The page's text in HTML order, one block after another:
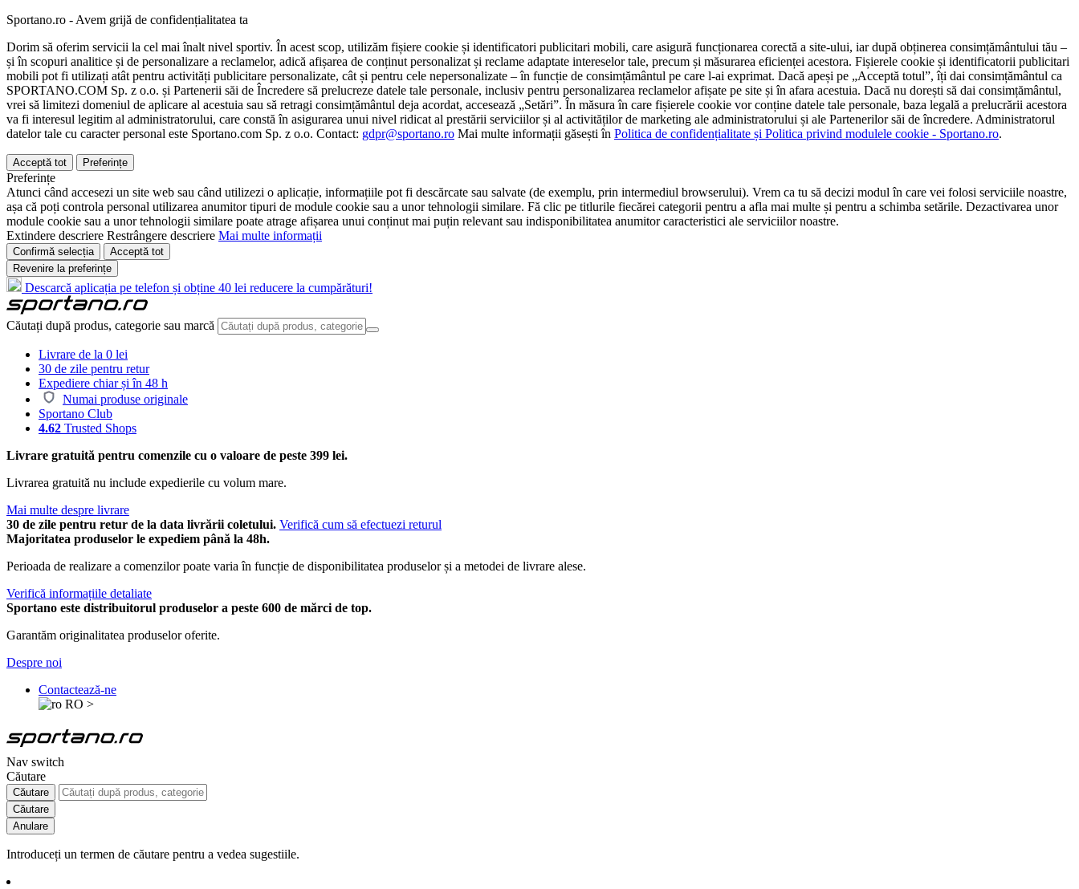
Sportano.ro - Avem grijă de confidențialitatea ta
Dorim să oferim servicii la cel mai înalt nivel sportiv. În acest scop, utilizăm fișiere cookie și identificatori publicitari mobili, care asigură funcționarea corectă a site-ului, iar după obținerea consimțământului tău –
și în scopuri analitice și de personalizare a reclamelor, adică afișarea de conținut personalizat și reclame adaptate intereselor tale, precum și măsurarea eficienței acestora. Fișierele cookie și identificatorii publicitari
mobili pot fi utilizați atât pentru activități publicitare personalizate, cât și pentru cele nepersonalizate – în funcție de consimțământul pe care l-ai exprimat. Dacă apeși pe „Acceptă totul”, îți dai consimțământul ca
SPORTANO.COM Sp. z o.o. și Partenerii săi de Încredere să prelucreze datele tale personale, inclusiv pentru personalizarea reclamelor afișate pe site și în afara acestuia. Dacă nu dorești să dai consimțământul,
vrei să limitezi domeniul de aplicare al acestuia sau să retragi consimțământul deja acordat, accesează „Setări”. În măsura în care fișierele cookie vor conține datele tale personale, baza legală a prelucrării acestora
va fi interesul legitim al administratorului, care constă în asigurarea unui nivel ridicat al prestării serviciilor și al activităților de marketing ale administratorului și ale Partenerilor săi de încredere. Administratorul
datelor tale cu caracter personal este Sportano.com Sp. z o.o. Contact: gdpr@sportano.ro Mai multe informații găsești în Politica de confidențialitate și Politica privind modulele cookie - Sportano.ro.
Acceptă tot Preferințe
Preferințe
Atunci când accesezi un site web sau când utilizezi o aplicație, informațiile pot fi descărcate sau salvate (de exemplu, prin intermediul browserului). Vrem ca tu să decizi modul în care vei folosi serviciile noastre,
așa că poți controla personal utilizarea anumitor tipuri de module cookie sau a unor tehnologii similare. Fă clic pe titlurile fiecărei categorii pentru a afla mai multe și pentru a schimba setările. Dezactivarea unor
module cookie sau a unor tehnologii similare poate atrage afișarea unui conținut mai puțin relevant sau indisponibilitatea anumitor caracteristici ale serviciilor noastre.
Extindere descriere Restrângere descriere Mai multe informații
Confirmă selecția
Acceptă tot
Revenire la preferințe
Descarcă aplicația pe telefon și obține 40 lei reducere la cumpărături!
Căutați după produs, categorie sau marcă
Livrare de la 0 lei
30 de zile pentru retur
Expediere chiar și în 48 h
Numai produse originale
Sportano Club
4.62 Trusted Shops
Livrare gratuită pentru comenzile cu o valoare de peste 399 lei.
Livrarea gratuită nu include expedierile cu volum mare.
Mai multe despre livrare
30 de zile pentru retur de la data livrării coletului. Verifică cum să efectuezi returul
Majoritatea produselor le expediem până la 48h.
Perioada de realizare a comenzilor poate varia în funcție de disponibilitatea produselor și a metodei de livrare alese.
Verifică informațiile detaliate
Sportano este distribuitorul produselor a peste 600 de mărci de top.
Garantăm originalitatea produselor oferite.
Despre noi
Contactează-ne
RO >
Nav switch
Căutare
Căutare
Căutare
Anulare
Introduceți un termen de căutare pentru a vedea sugestiile.